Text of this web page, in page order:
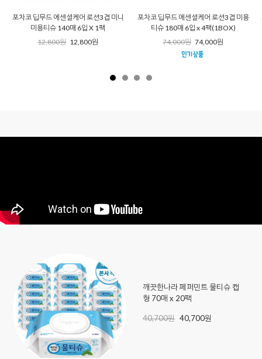
포차코 딥무드 에센셜케어 로션3겹 미니
미용티슈 140매 6입 X 1팩
12,800원 12,800원
포차코 딥무드 에센셜케어 로션3겹 미용
티슈 180매 6입 x 4팩(1BOX)
74,000원 74,000원
깨끗한나라 페퍼민트 물티슈 캡
형 70매 x 20팩
40,700원 40,700원